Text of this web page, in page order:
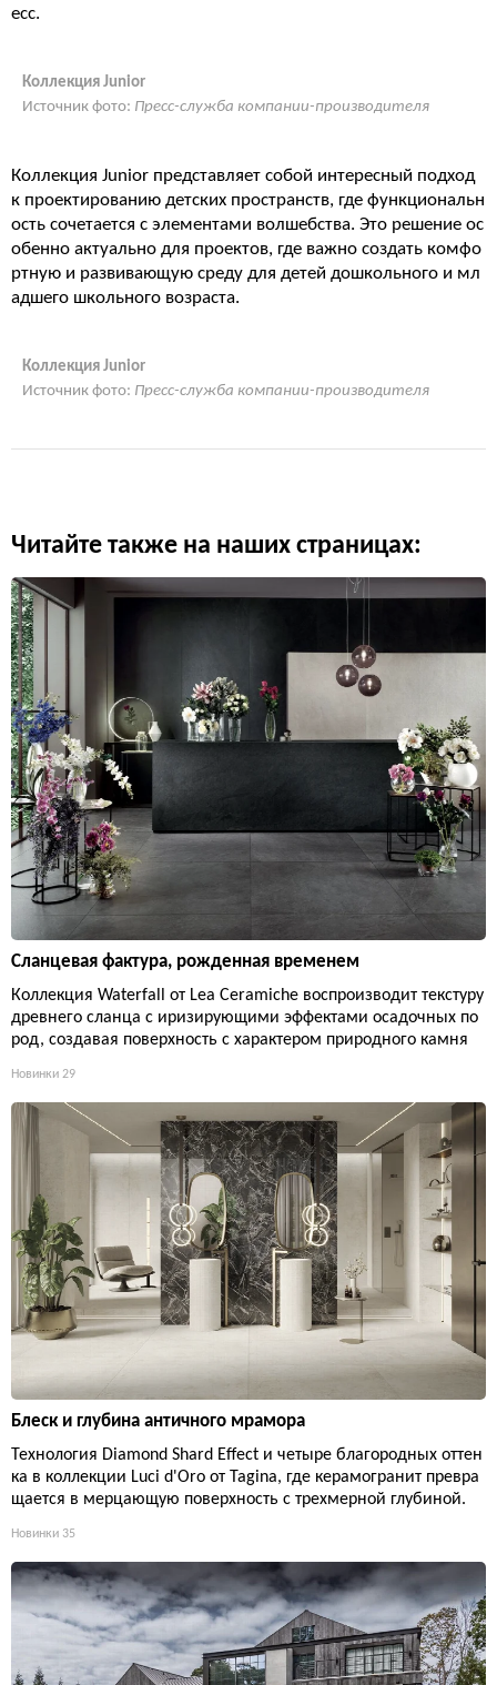
есс.
Коллекция Junior
Источник фото: Пресс-служба компании-производителя
Коллекция Junior представляет собой интересный подход
к проектированию детских пространств, где функциональн
ость сочетается с элементами волшебства. Это решение ос
обенно актуально для проектов, где важно создать комфо
ртную и развивающую среду для детей дошкольного и мл
адшего школьного возраста.
Коллекция Junior
Источник фото: Пресс-служба компании-производителя
Читайте также на наших страницах:
Сланцевая фактура, рожденная временем
Коллекция Waterfall от Lea Ceramiche воспроизводит текстуру
древнего сланца с иризирующими эффектами осадочных по
род, создавая поверхность с характером природного камня
Новинки 29
Блеск и глубина античного мрамора
Технология Diamond Shard Effect и четыре благородных оттен
ка в коллекции Luci d'Oro от Tagina, где керамогранит превра
щается в мерцающую поверхность с трехмерной глубиной.
Новинки 35